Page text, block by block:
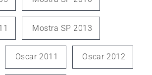
Mostra SP 2013
Oscar 2011 Oscar 2012